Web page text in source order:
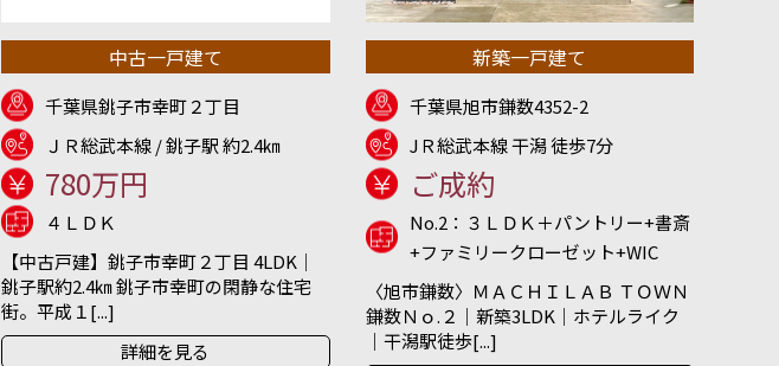
中古一戸建て
千葉県銚子市幸町２丁目
ＪＲ総武本線 / 銚子駅 約2.4㎞
780万円
４ＬＤＫ
【中古戸建】銚子市幸町２丁目 4LDK｜
銚子駅約2.4㎞ 銚子市幸町の閑静な住宅
街。平成１[...]
詳細を見る
新築一戸建て
千葉県旭市鎌数4352-2
JＲ総武本線 干潟 徒歩7分
ご成約
No.2：３ＬＤＫ＋パントリー+書斎
+ファミリークローゼット+WIC
〈旭市鎌数〉ＭＡＣＨＩＬＡＢ ＴＯＷＮ
鎌数Ｎｏ.２｜新築3LDK｜ホテルライク
｜干潟駅徒歩[...]